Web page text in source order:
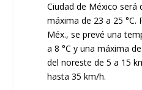
Ciudad de México será
máxima de 23 a 25 °C.
Méx., se prevé una
a 8 °C y una máxima
del noreste de 5 a 15
hasta 35 km/h.